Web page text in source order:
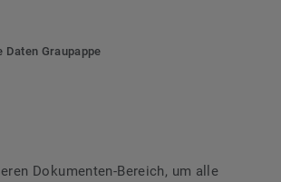
Daten Graupappe
Dokumenten-Bereich, um alle